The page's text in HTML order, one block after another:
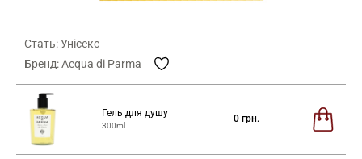
Стать: Унісекс
Бренд: Acqua di Parma
Гель для душу
300ml
0 грн.